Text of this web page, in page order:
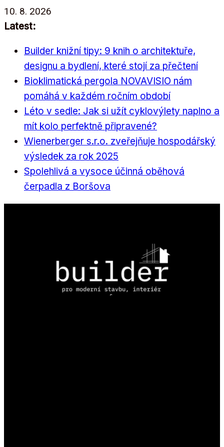
Přeskočit
na
10. 8. 2026
Latest:
Builder knižní tipy: 9 knih o architektuře,
designu a bydlení, které stojí za přečtení
Bioklimatická pergola NOVAVISIO nám
pomáhá v každém ročním období
Léto v sedle: Jak si užít cyklovýlety naplno a
mít kolo perfektně připravené?
Wienerberger s.r.o. zveřejňuje hospodářský
výsledek za rok 2025
Spolehlivá a vysoce účinná oběhová
čerpadla z Boršova